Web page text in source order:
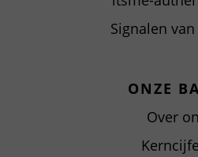
Signalen
ONZE
Over